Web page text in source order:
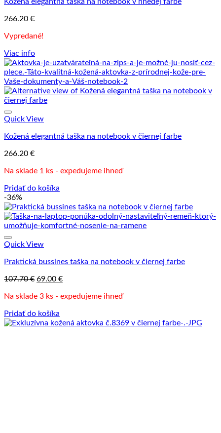
266.20 €
Vypredané!
Viac info
Quick View
Kožená elegantná taška na notebook v čiernej farbe
266.20 €
Na sklade 1 ks - expedujeme ihneď
Pridať do košíka
-36%
Quick View
Praktická bussines taška na notebook v čiernej farbe
107.70€ Pôvodná
bola:
69.00 €Aktuálna
je:
Na sklade 3 ks - expedujeme ihneď
Pridať do košíka